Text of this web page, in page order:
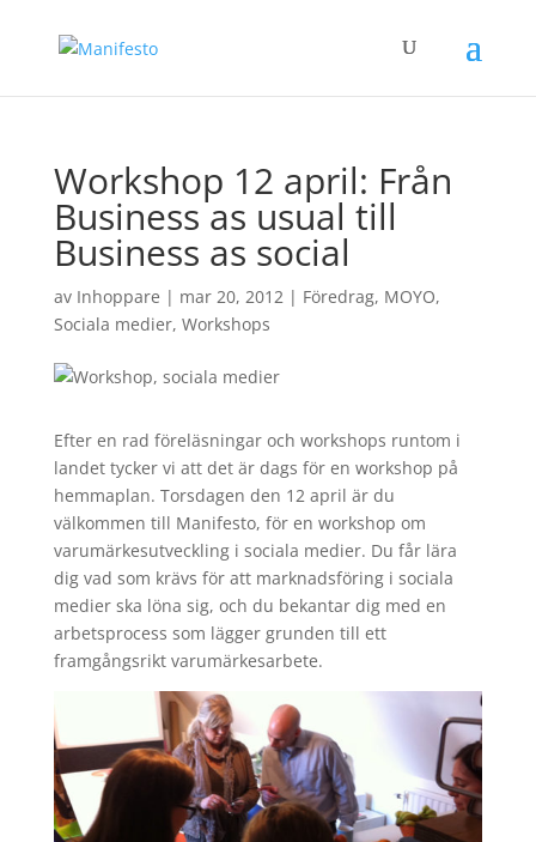
Workshop 12 april: Från
Business as usual till
Business as social
av Inhoppare | mar 20, 2012| Föredrag, MOYO,
Sociala medier, Workshops
Efter en rad föreläsningar och workshops runtom i
landet tycker vi att det är dags för en workshop på
hemmaplan. Torsdagen den 12 april är du
välkommen till Manifesto, för en workshop om
varumärkesutveckling i sociala medier. Du får lära
dig vad som krävs för att marknadsföring i sociala
medier ska löna sig, och du bekantar dig med en
arbetsprocess som lägger grunden till ett
framgångsrikt varumärkesarbete.